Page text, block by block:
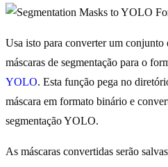
Usa isto para converter um conjunto
máscaras de segmentação para o
YOLO. Esta função pega no
máscara em formato binário e
segmentação YOLO.
As máscaras convertidas serão